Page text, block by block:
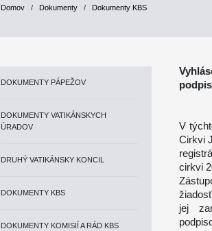
Domov / Dokumenty / Dokumenty KBS
DOKUMENTY PÁPEŽOV
DOKUMENTY VATIKÁNSKYCH
ÚRADOV
DRUHÝ VATIKÁNSKY KONCIL
DOKUMENTY KBS
DOKUMENTY KOMISIÍ A RÁD KBS
V
Cirkvi
cirkvi
jej